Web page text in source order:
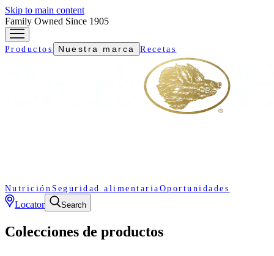
Skip to main content
Family Owned Since 1905
Productos Nuestra marca Recetas
Nutrición Seguridad alimentaria Oportunidades
Locator Search
Colecciones de productos